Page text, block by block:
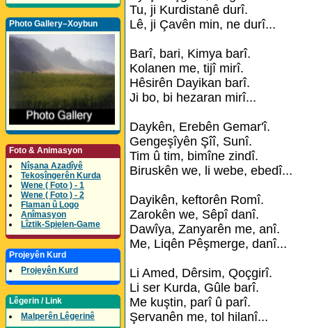
Photo Gallery–Xoybun
Foto & Animasyon
Nîşana Azadîyê
Tekoşîngerên Kurda
Wene ( Foto ) - 1
Wene ( Foto ) - 2
Flaman û Logo
Anîmasyon
Lîztik-Spielen-Game
Projeyên Kurd
Projeyên Kurd
Lêgerin / Link
Malperên Lêgerinê
Tu, ji Kurdistanê durî.
Lê, ji Çavên min, ne durî...
Barî, bari, Kimya barî.
Kolanen me, tijî mirî.
Hêsirên Dayikan barî.
Ji bo, bi hezaran mirî...
Daykên, Erebên Gemar'î.
Gengeşîyên Şîî, Sunî.
Tim û tim, bimîne zindî.
Biruskên we, li webe, ebedî...
Dayikên, keftorên Romî.
Zarokên we, Sêpî danî.
Dawîya, Zanyarên me, anî.
Me, Liqên Pêşmerge, danî...
Li Amed, Dêrsim, Qoçgirî.
Li ser Kurda, Gûle barî.
Me kuştin, parî û parî.
Şervanên me, tol hilanî...